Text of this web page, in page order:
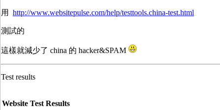
用 http://www.websitepulse.com/help/testtools.china-test.html
測試的
這樣就減少了 china 的 hacker&SPAM
Test results
Website Test Results